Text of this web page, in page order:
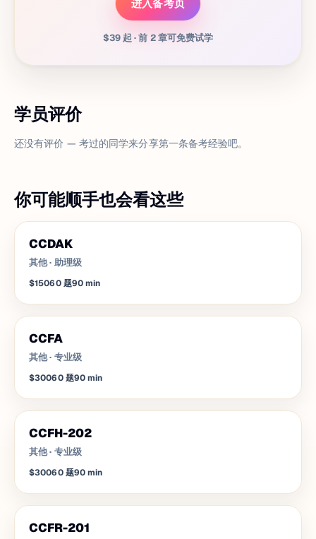
进入备考页
$39 起 · 前 2 章可免费试学
学员评价
还没有评价 — 考过的同学来分享第一条备考经验吧。
你可能顺手也会看这些
CCDAK
其他· 助理级
$15060 题90min
CCFA
其他· 专业级
$30060 题90min
CCFH-202
其他· 专业级
$30060 题90min
CCFR-201